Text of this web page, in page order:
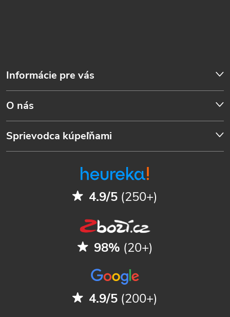
Informácie pre vás
O nás
Sprievodca kúpeľňami
4.9/5 (250+)
98% (20+)
4.9/5 (200+)